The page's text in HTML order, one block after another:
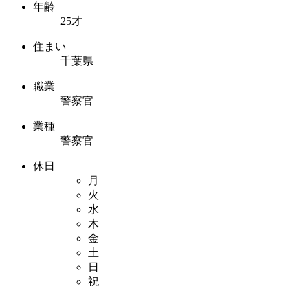
年齢
25才
住まい
千葉県
職業
警察官
業種
警察官
休日
月
火
水
木
金
土
日
祝